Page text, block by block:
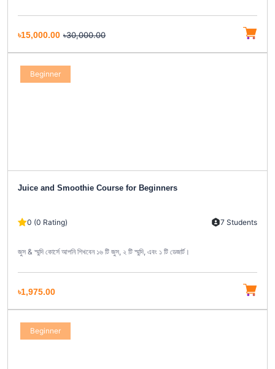
৳15,000.00 ৳30,000.00
Beginner
Juice and Smoothie Course for Beginners
0 (0 Rating) 7 Students
জুস & স্মুদি কোর্সে আপনি শিখবেন ১৬ টি জুস, ২ টি স্মুদি, এবং ১ টি ডেজার্ট।
৳1,975.00
Beginner